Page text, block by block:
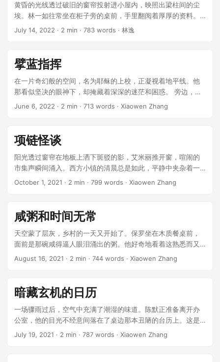
黄昏的光线透过破旧的窗帘投射进小屋内，映照出梁柱间的尘
埃。林一如往常坐在柜子旁的桌前，手里翻阅着厚厚的资料。
笑声，不是他的，安静中这突兀的声音使他扭头寻找来源。 ...
July 14, 2022 · 2 min · 783 words · 林逸
擘蓝指挥
在一片奇幻般的空间，名为耶稣的上校，正凝视着地平线。他
那看似坚决的眼神下，却掩藏着深深的迷茫和困惑。 旁边，贝
特朗上尉轻声地问：“今天我们又要去哪儿，上校？” ...
June 6, 2022 · 2 min · 713 words · Xiaowen Zhang
项链怪谈
阳光透过窗帘在地板上洒下斑驳的影，艾米丽推开窗，喧闹的
市集声瞬间涌入。西方小镇的清晨总是如此，平静中夹杂着一
丝不安。在她的卧室角落里，有一条项链，像是一只沉默的怪
October 1, 2021 · 2 min · 799 words · Xiaowen Zhang
咸粥和时间无常
天空蒙了层灰，乡村的一天又开始了。保罗坐在木质餐桌前，
面前是那碗咸得逼人眼泪涌出的粥。他好奇地看着这熟悉而又
陌生的物品：“这碗粥为什么咸得离谱？” ...
August 16, 2021 · 2 min · 744 words · Xiaowen Zhang
暗藏玄机的日历
一场骤雨过后，空气中充满了潮湿的味道。陈默正准备离开办
公室，他的目光不经意间落在了桌边那本丑陋的台历上。这是
一份与办公室精致格调格格不入的物品，纸页的表面早已泛
July 19, 2021 · 2 min · 787 words · Xiaowen Zhang